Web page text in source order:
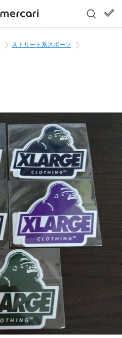
ストリート系スポーツ